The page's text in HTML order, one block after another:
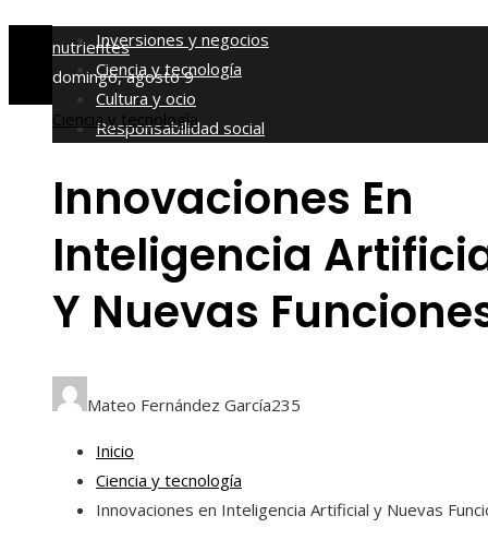
nutrientes
domingo, agosto 9
Inversiones y negocios
Ciencia y tecnología
Cultura y ocio
Responsabilidad social
Ciencia y tecnología
Innovaciones En
Inteligencia
Y Nuevas
Mateo Fernández García235
Inicio
Ciencia y tecnología
Innovaciones en Inteligencia Artificial y Nuevas